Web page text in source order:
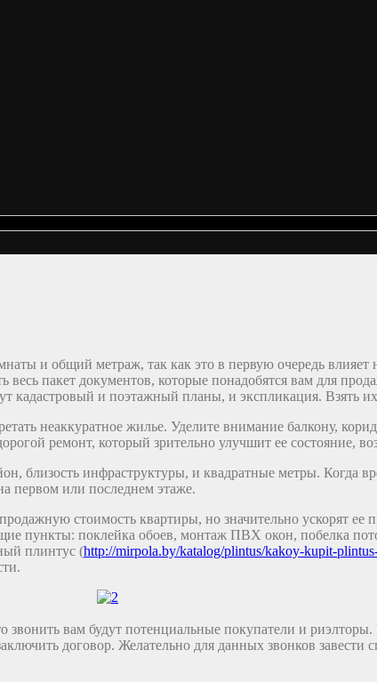
и общий метраж, так как это в первую очередь влияет
весь пакет документов, которые понадобятся вам для
кадастровый и поэтажный планы, и экспликация. Взять
неаккуратное жилье. Уделите внимание балкону,
ремонт, который зрительно улучшит ее состояние,
близость инфраструктуры, и квадратные метры. Когда
первом или последнем этаже.
стоимость квартиры, но значительно ускорят
пункты: поклейка обоев, монтаж ПВХ окон, побелка
плинтус (http://mirpola.by/katalog/plintus/kakoy-kupit-
звонить вам будут потенциальные покупатели и
договор. Желательно для данных звонков